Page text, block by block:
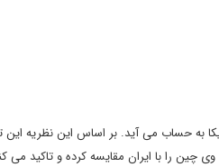
به حساب می آید. بر اساس این نظریه این
را با ایران مقایسه کرده و تاکید می